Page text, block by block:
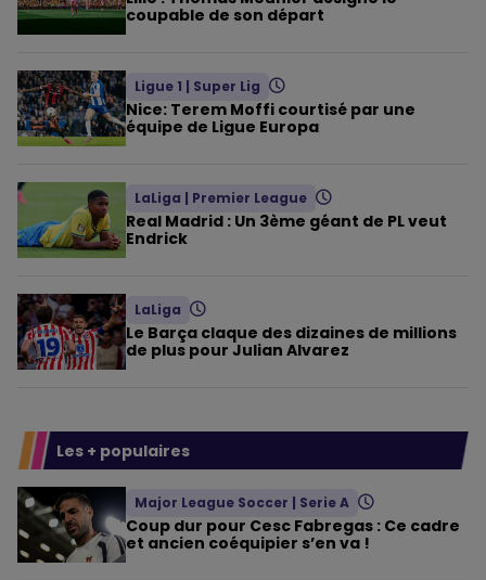
coupable de son départ
Ligue 1 | Super Lig
Nice: Terem Moffi courtisé par une
équipe de Ligue Europa
LaLiga | Premier League
Real Madrid : Un 3ème géant de PL veut
Endrick
LaLiga
Le Barça claque des dizaines de millions
de plus pour Julian Alvarez
Les + populaires
Major League Soccer | Serie A
Coup dur pour Cesc Fabregas : Ce cadre
et ancien coéquipier s’en va !